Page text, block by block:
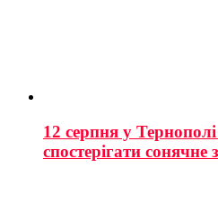
12 серпня у
спостерігати сонячне